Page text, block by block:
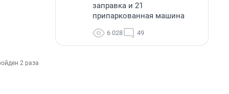
2 раза
заправка и 21
припаркованная машина
6 028 49